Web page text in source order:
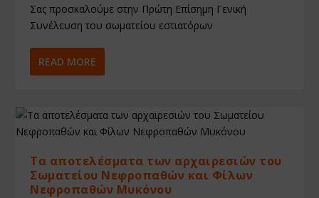
Σας προσκαλούμε στην Πρώτη Επίσημη Γενική
Συνέλευση του σωματείου εστιατόρων
READ MORE
Τα αποτελέσματα των αρχαιρεσιών του
Σωματείου Νεφροπαθών και Φίλων
Νεφροπαθών Μυκόνου